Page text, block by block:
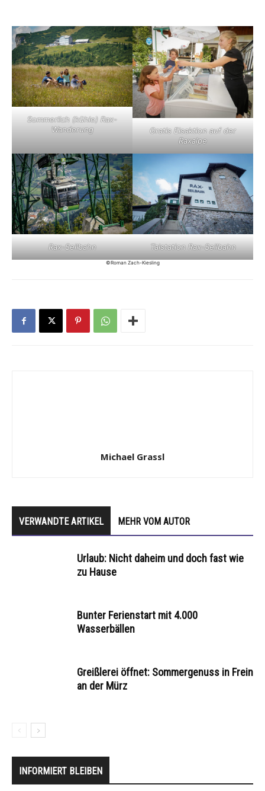
Sommerlich (kühle) Rax-
Wanderung
Gratis Eisaktion auf der
Raxalpe
Rax-Seilbahn Talstation Rax-Seilbahn
©Roman Zach-Kiesling
Michael Grassl
VERWANDTE ARTIKEL MEHR VOM AUTOR
Urlaub: Nicht daheim und doch fast wie
zu Hause
Bunter Ferienstart mit 4.000
Wasserbällen
Greißlerei öffnet: Sommergenuss in Frein
an der Mürz
INFORMIERT BLEIBEN